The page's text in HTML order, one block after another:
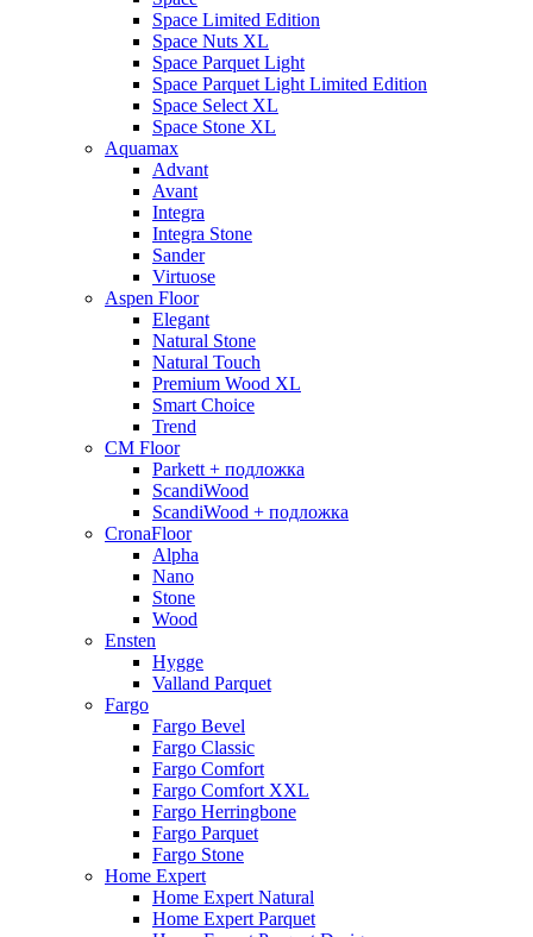
Space Limited Edition
Space Nuts XL
Space Parquet Light
Space Parquet Light Limited Edition
Space Select XL
Space Stone XL
Aquamax
Advant
Avant
Integra
Integra Stone
Sander
Virtuose
Aspen Floor
Elegant
Natural Stone
Natural Touch
Premium Wood XL
Smart Choice
Trend
CM Floor
Parkett + подложка
ScandiWood
ScandiWood + подложка
CronaFloor
Alpha
Nano
Stone
Wood
Ensten
Hygge
Valland Parquet
Fargo
Fargo Bevel
Fargo Classic
Fargo Comfort
Fargo Comfort XXL
Fargo Herringbone
Fargo Parquet
Fargo Stone
Home Expert
Home Expert Natural
Home Expert Parquet